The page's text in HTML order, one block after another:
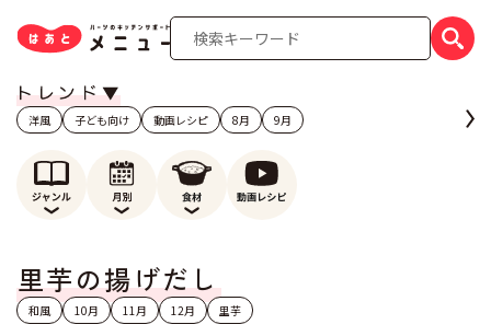
洋風 子ども向け 動画レシピ 8月 9月
里芋の揚げだし
和風 10月 11月 12月 里芋